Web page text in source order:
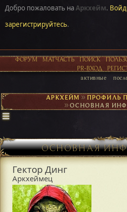
Добро пожаловать наАркхейм.
зарегистрируйтесь.
ФОРУМ МАТЧАСТЬ ПОИСК
PR-ВХОД
активные
АРКХЕЙМ►
►
ОСНОВНАЯ
Гектор Динг
Аркхеймец